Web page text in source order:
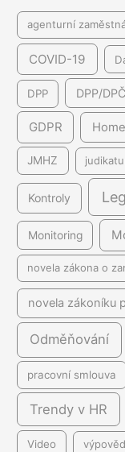
agenturní
COVID-19
DPP DPP/DPČ
GDPR
JMHZ
Kontroly
Monitoring
novela zákona o
novela zákoníku
Odměňování
pracovní smlouva
Trendy v HR
Video